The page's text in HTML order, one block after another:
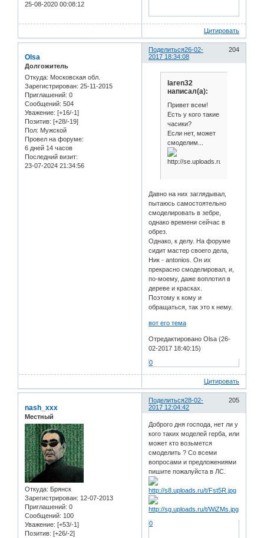
25-08-2020 00:08:12
Цитировать
Поделиться 204
26-02-
2017 18:34:08
Olsa
Долгожитель
Откуда: Московская обл.
Зарегистрирован: 25-11-2015
Приглашений: 0
Сообщений: 504
Уважение: [+16/-1]
Позитив: [+28/-19]
Пол: Мужской
Провел на форуме:
6 дней 14 часов
Последний визит:
23-07-2024 21:34:56
laren32
написал(а):
Привет всем!
Есть у кого такие
часики?
Если нет, может
смоделим...
Давно на них заглядывал,
пытаюсь самостоятельно
смоделировать в зебре,
однако времени сейчас в
обрез.
Однако, к делу. На форуме
сидит мастер своего дела,
Ник - antonios. Он их
прекрасно смоделировал, и,
по-моему, даже воплотил в
дереве и красках.
Поэтому к кому и
обращаться, так это к нему.
вот его тема
Отредактировано Olsa (26-
02-2017 18:40:15)
0
Цитировать
Поделиться 205
28-02-
2017 12:04:42
nash_xxx
Местный
Откуда: Брянск
Зарегистрирован: 12-07-2013
Приглашений: 0
Сообщений: 100
Уважение: [+53/-1]
Позитив: [+26/-2]
Доброго дня господа, нет ли у
кого таких моделей герба, или
может кто возьмется
смоделить ? Со всеми
вопросами и предложениями
пишите пожалуйста в ЛС.
0